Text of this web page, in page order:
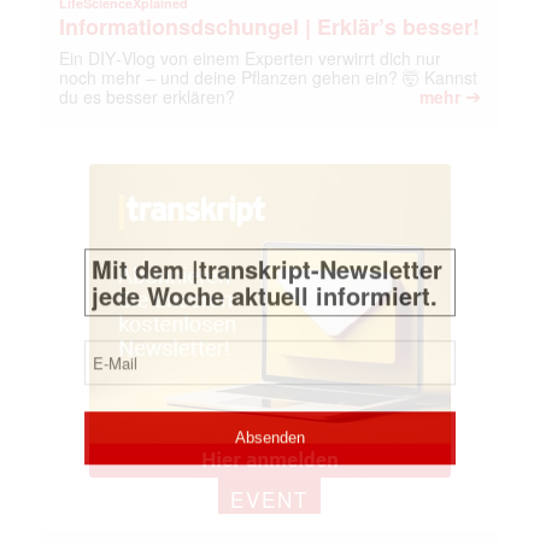
Mit dem |transkript-Newsletter
jede Woche aktuell informiert.
E-
Informationsdschungel | Erklär’s besser!
Ein DIY‑Vlog von einem Experten verwirrt dich nur
noch mehr – und deine Pflanzen gehen ein? 🤯 Kannst
du es besser erklären?
mehr ➔
EVENT